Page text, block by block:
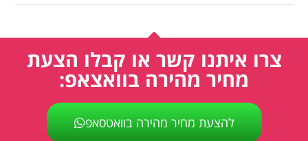
צרו איתנו קשר או קבלו הצעת
מחיר מהירה בוואצאפ:
להצעת מחיר מהירה בוואטסאפ